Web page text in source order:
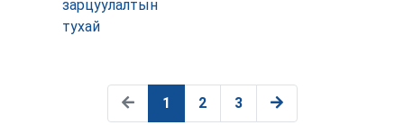
зарцуулалтын
тухай
1 2 3